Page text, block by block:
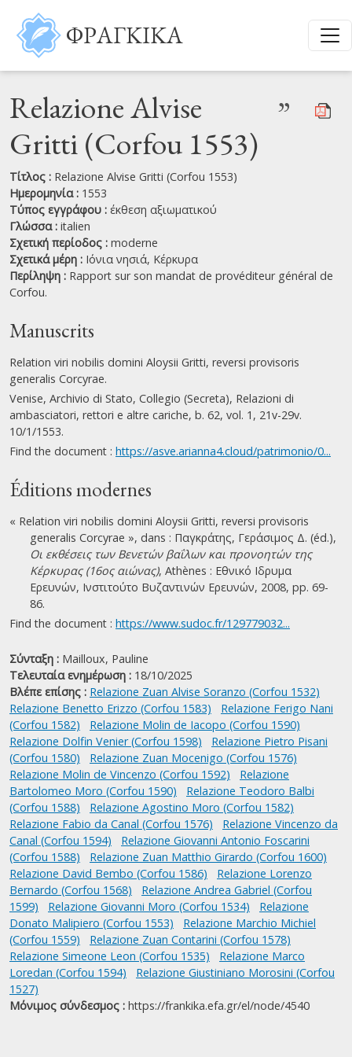
Παράκαμψη προς το κυρίως περιεχόμενο
ΦΡΑΓΚΙΚΑ
Relazione Alvise
Gritti (Corfou 1553)
”
Τίτλος : Relazione Alvise Gritti (Corfou 1553)
Ημερομηνία : 1553
Τύπος εγγράφου : έκθεση αξιωματικού
Γλώσσα : italien
Σχετική περίοδος : moderne
Σχετικά μέρη : Ιόνια νησιά, Κέρκυρα
Περίληψη : Rapport sur son mandat de provéditeur général de
Corfou.
Manuscrits
Relation viri nobilis domini Aloysii Gritti, reversi provisoris
generalis Corcyrae.
Venise, Archivio di Stato, Collegio (Secreta), Relazioni di
ambasciatori, rettori e altre cariche, b. 62, vol. 1, 21v-29v.
10/1/1553.
Find the document : https://asve.arianna4.cloud/patrimonio/0...
Éditions modernes
« Relation viri nobilis domini Aloysii Gritti, reversi provisoris
generalis Corcyrae », dans : Παγκράτης, Γεράσιμος Δ. (éd.),
Οι εκθέσεις των Βενετών βαΐλων και προνοητών της
Κέρκυρας (16ος αιώνας), Athènes : Εθνικό Ιδρυμα
Ερευνών, Ινστιτούτο Βυζαντινών Ερευνών, 2008, pp. 69-
86.
Find the document : https://www.sudoc.fr/129779032...
Σύνταξη : Mailloux, Pauline
Τελευταία ενημέρωση : 18/10/2025
Βλέπε επίσης : Relazione Zuan Alvise Soranzo (Corfou 1532)
Relazione Benetto Erizzo (Corfou 1583)
Relazione Ferigo Nani
(Corfou 1582)
Relazione Molin de Iacopo (Corfou 1590)
Relazione Dolfin Venier (Corfou 1598)
Relazione Pietro Pisani
(Corfou 1580)
Relazione Zuan Mocenigo (Corfou 1576)
Relazione Molin de Vincenzo (Corfou 1592)
Relazione
Bartolomeo Moro (Corfou 1590)
Relazione Teodoro Balbi
(Corfou 1588)
Relazione Agostino Moro (Corfou 1582)
Relazione Fabio da Canal (Corfou 1576)
Relazione Vincenzo da
Canal (Corfou 1594)
Relazione Giovanni Antonio Foscarini
(Corfou 1588)
Relazione Zuan Matthio Girardo (Corfou 1600)
Relazione David Bembo (Corfou 1586)
Relazione Lorenzo
Bernardo (Corfou 1568)
Relazione Andrea Gabriel (Corfou
1599)
Relazione Giovanni Moro (Corfou 1534)
Relazione
Donato Malipiero (Corfou 1553)
Relazione Marchio Michiel
(Corfou 1559)
Relazione Zuan Contarini (Corfou 1578)
Relazione Simeone Leon (Corfou 1535)
Relazione Marco
Loredan (Corfou 1594)
Relazione Giustiniano Morosini (Corfou
1527)
Μόνιμος σύνδεσμος : https://frankika.efa.gr/el/node/4540